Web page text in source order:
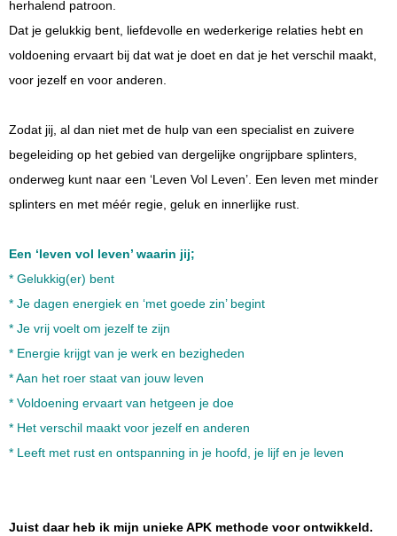
herhalend patroon.
Dat je gelukkig bent, liefdevolle en wederkerige relaties hebt en
voldoening ervaart bij dat wat je doet en dat je het verschil maakt,
voor jezelf en voor anderen.
Zodat jij, al dan niet met de hulp van een specialist en zuivere
begeleiding op het gebied van dergelijke ongrijpbare splinters,
onderweg kunt naar een ‘Leven Vol Leven’. Een leven met minder
splinters en met méér regie, geluk en innerlijke rust.
Een ‘leven vol leven’ waarin jij;
* Gelukkig(er) bent
* Je dagen energiek en ‘met goede zin’ begint
* Je vrij voelt om jezelf te zijn
* Energie krijgt van je werk en bezigheden
* Aan het roer staat van jouw leven
* Voldoening ervaart van hetgeen je doe
* Het verschil maakt voor jezelf en anderen
* Leeft met rust en ontspanning in je hoofd, je lijf en je leven
Juist daar heb ik mijn unieke APK methode voor ontwikkeld.